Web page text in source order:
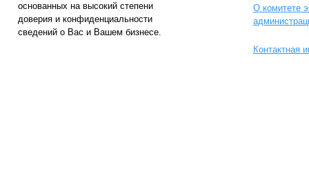
основанных на высокий степени
доверия и конфиденциальности
сведений о Вас и Вашем бизнесе.
О комитете
Контактная